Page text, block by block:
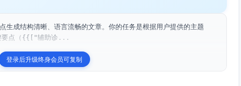
生成结构清晰、语言流畅的文章。你的任务是根据用户提供的主题
要点（{{["辅助诊...
登录后升级终身会员可复制